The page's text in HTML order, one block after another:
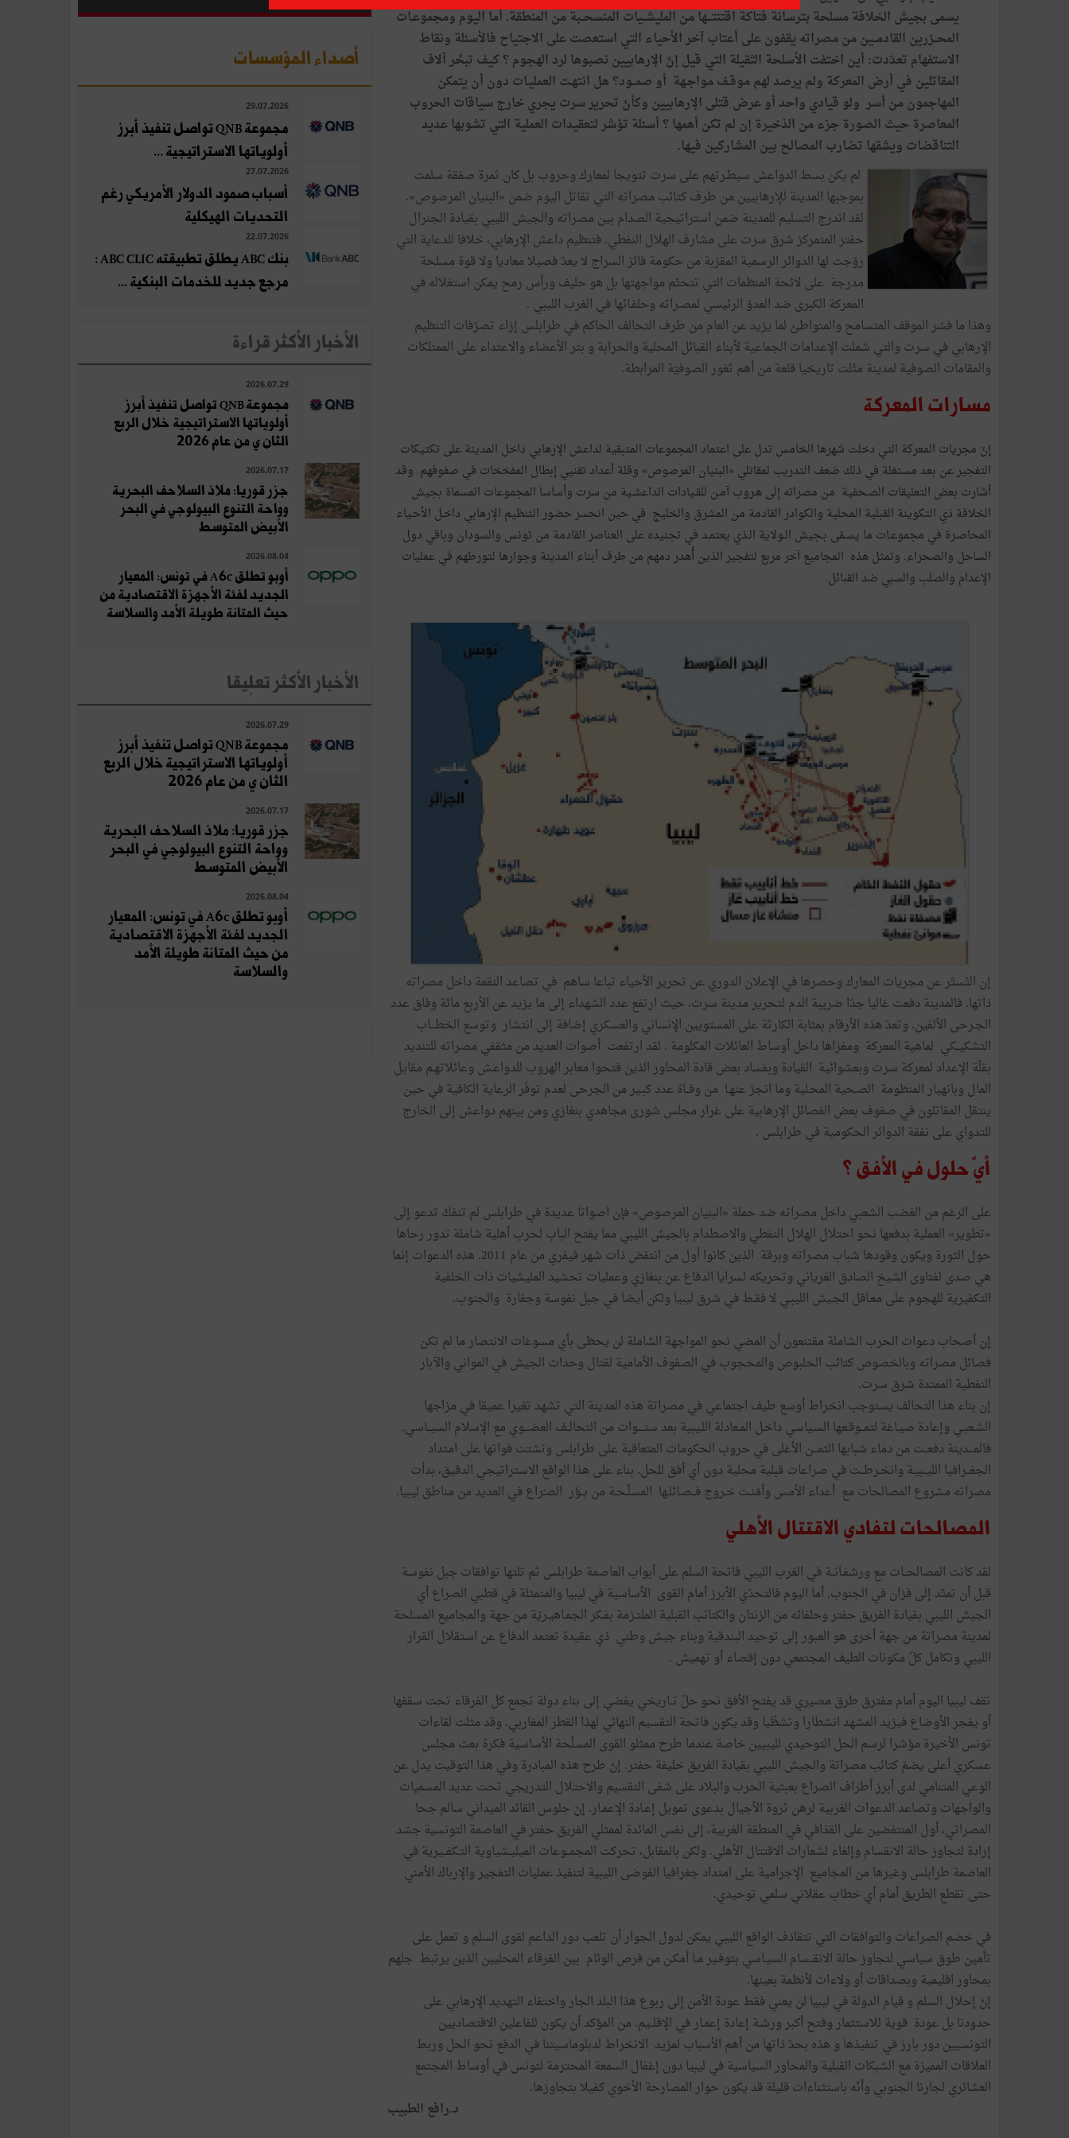
يسمى بجيش الخلافة مسلحة بترسانة فتاكة اقتنتـــها من المليشــيات المنسحــبة من المنطقة. أما اليوم ومجموعـات
المحــرّرين القادمــين من مصراته يقفون على أعتاب آخر الأحياء التي استعصت على الاجتياح فالأسئلة ونقاط
الاستفهام تعدّدت: أين اختفت الأسلحة الثقيلة التي قيل إنّ الإرهابيين نصبوها لرد الهجوم ؟ كيف تبخّر آلاف
المقاتلين في أرض المعركة ولم يرصد لهم موقـف مواجـهة أو صمــود؟ هل انتهـت العمليـات دون أن يتمكن
المهاجمون من أسر ولو قيادي واحد أو عرض قتلى الإرهابيين وكأنّ تحرير سرت يجري خارج سياقات الحروب
المعاصرة حيث الصورة جزء من الذخيرة إن لم تكن أهمها ؟ أسئلة تؤشر لتعقيدات العملية التي تشوبها عديد
التناقضات ويشقها تضارب المصالح بين المشاركين فيها.
لم يكن بسط الدواعش سيطـرتهم على سرت تتويجا لمعارك وحروب بل كان ثمرة صفقة سلمت
بموجبها المدينة للإرهابيين من طرف كتائب مصراته التي تقاتل اليوم ضمن «البنيان المرصوص».
لقد اندرج التسليم للمدينة ضمن استراتيجية الصدام بين مصراته والجيش الليبي بقيادة الجنرال
حفتر المتمركز شرق سرت على مشارف الهلال النفطي. فتنظيم داعش الإرهابي، خلافا للدعاية التي
روّجت لها الدوائر الرسمية المقرّبة من حكومة فائز السراج لا يعدّ فصيلا معاديا ولا قوة مسلحة
مدرجة على لائحة المنظمات التي تتحتّم مواجهتها بل هو حليف ورأس رمح يمكن استغلاله في
المعركة الكبرى ضد العدوّ الرئيسي لمصـراته وحلفـائها في الغرب الليبي .
وهذا ما فسّر الموقف المتسامح والمتواطئ لما يزيد عن العام من طرف التحالف الحاكم في طرابلس إزاء تصرّفات التنظيم
الإرهابي في سرت والتي شملت الإعدامات الجماعية لأبناء القبائل المحلية والحرابة و بتر الأعضاء والاعتداء على الممتلكات
والمقامات الصوفية لمدينة مثّلت تاريخيا قلعة من أهم ثغور الصوفيّة المرابطة.
مسارات المعركة
إنّ مجريات المعركة التي دخلت شهرها الخامس تدل على اعتماد المجموعات المتبقية لداعش الإرهابي داخل المدينة على تكتيكات
التفجير عن بعد مستغلة في ذلك ضعف التدريب لمقاتلي «البنيان المرصوص» وقلة أعداد تقنيي إبطال المفخخات في صفوفهم. وقد
أشارت بعض التعليقات الصـحفية من مصراته إلى هـروب آمـن للقـيادات الداعشـية من سرت وأساسا المجموعات المسماة بجيش
الخلافة ذي التكوينة القبلية المحلية والكوادر القادمة من المشرق والخليج في حين انحسر حضور التنظيم الإرهابي داخـل الأحـياء
المحاصـرة في مجموعـات ما يسـمّى بـجيش الـولاية الـذي يعتمـد في تجنيده على العناصر القادمة من تونس والسودان وباقي دول
الساحل والصحراء. وتمثل هذه المجاميع آخر مربع لتفجير الذين أُهدر دمهم من طرف أبناء المدينة وجوارها لتورطهم في عمليات
الإعدام والصلب والسبي ضد القبائل.
إن التّستّر عن مجريات المعارك وحصرها في الإعلان الدوري عن تحرير الأحياء تباعا ساهم في تصاعد النقمة داخل مصراته
ذاتها. فالمدينة دفعت غاليا جدّا ضريبة الدم لتحرير مدينة سرت، حيث ارتفع عدد الشهداء إلى ما يزيد عن الأربع مائة وفاق عدد
الجـرحى الألفين. وتعدّ هذه الأرقام بمثابة الكارثة على المستويين الإنساني والعسكري إضافة إلى انتشار وتوسع الخطـــاب
التشكيــكي لماهية المعركة ومغزاها داخل أوساط العائلات المكلومة . لقد ارتفعت أصوات العديد من مثقفي مصراته للتنديد
بقلّة الإعداد لمعركة سرت وبعشوائية القيادة وبفساد بعض قادة المحاور الذين فتحوا معابر الهروب للدواعـش وعائلاتهـم مقابـل
المال وبانهيار المنظومة الصـحية المحـلية وما انجرّ عنهـا من وفــاة عدد كبـير من الجرحى لعدم توفّر الرعاية الكافية في حين
ينتقل المقاتلون في صفوف بعض الفصائل الإرهابية على غرار مجلس شورى مجاهدي بنغازي ومن بينهم دواعش إلى الخارج
للتدواي على نفقة الدوائر الحكومية في طرابلس .
أيّ حلول في الأفق ؟
على الرغم من الغضب الشعبي داخل مصراته ضد حملة «البنيان المرصوص» فإن اصواتا عديدة في طرابلس لم تنفكّ تدعو إلى
«تطوير» العملية بدفعها نحو احتلال الهلال النفطي والاصطدام بالجيش الليبي مما يفتح الباب لحرب أهلية شاملة تدور رحاها
حول الثورة ويكون وقودها شباب مصراته وبرقة الذين كانوا أول من انتفض ذات شهر فيفري من عام 2011. هذه الدعوات إنما
هي صدى لفتاوى الشيخ الصادق الغرياني وتحريكه لسرايا الدفاع عن بنغازي وعمليات تحشيد المليشيات ذات الخلفية
التكفيرية للهجوم على معـاقل الجـيش الليبـي لا فقـط في شرق ليبيا ولكن أيضا في جبل نفوسة وجفارة والجنوب.
إن أصحاب دعوات الحرب الشاملة مقتنعون أن المضي نحو المواجهة الشاملة لن يحظى بأي مسوغات الانتصار ما لم تكن
فصائل مصراته وبالخصوص كتائب الحلبوص والمحجوب في الصفوف الأمامية لقتال وحدات الجيش في المواني والآبار
النفطية الممتدة شرق سرت.
إن بناء هذا التحالف يستوجب انخراط أوسع طيف اجتماعي في مصراتة هذه المدينة التي تشهد تغيرا عميقا في مزاجها
الشـعبـي وإعادة صيـاغة لتمــوقـعها السـياسي داخـل المـعادلة اللـيبية بعد سنــــوات من التحالــف العضـــوي مع الإسلام السيــاسي.
فالمـــدينة دفعــت من دماء شبابها الثمـــن الأغلى في حروب الحكومات المتعاقبة على طرابلس وتشتت قواتها على امتداد
الجغــرافيا الليــبيـة وانخـرطــت في صراعات قبلية محلية دون أي أفق للحل. بناء على هذا الواقع الاستراتيجي الدقيق، بدأت
مصراته مشروع المصالحات مع أعداء الأمس وأمّنـت خـروج فــصـائلـها المسلّـحـة من بــؤر الصـّراع في العديد من مناطق ليبيا.
المصالحات لتفادي الاقتتال الأهلي
لقد كانت المصالحــات مع ورشفـانــة في الغرب الليبي فاتحة السلم على أبواب العاصمة طرابلس ثم تلتها توافقات جبل نفوسة
قبل أن تمتّد إلى فزان في الجنوب. أما اليوم فالتحدّي الأبرز أمام القوى الأساسية في ليبيا والمتمثلة في قطبي الصراع أي
الجيش الليبي بقيادة الفريق حفتر وحلفائه من الزنتان والكتائب القبلية الملتـزمة بفـكر الجمـاهيـريّة من جهة والمجاميع المسلحة
لمدينة مصراتة من جهة أخرى هو العبور إلى توحيد البندقية وبناء جيش وطني ذي عقيدة تعتمد الدفاع عن استقلال القرار
الليبي وتكامل كلّ مكونات الطيف المجتمعي دون إقصاء أو تهميش .
تقف ليبيا اليوم أمام مفترق طرق مصيري قد يفتح الأفق نحو حلّ تــاريخي يفضي إلى بناء دولة تجمع كل الفرقاء تحت سقفها
أو يفجر الأوضاع فيزيد المشهد انشطارا وتشظّيا وقد يكون فاتحة التقسيم النهائي لهذا القطر المغاربي. وقد مثلت لقاءات
تونس الأخيرة مؤشرا لرسم الحل التوحيدي لليبيين خاصة عندما طرح ممثلو القوى المسلّحة الأساسية فكرة بعث مجلس
عسكري أعلى يضمّ كتائب مصراتة والجيش الليبي بقيادة الفريق خليفة حفتر. إنّ طرح هذه المبادرة وفي هذا التوقيت يدل عن
الوعي المتنامي لدى أبرز أطراف الصراع بعبثية الحرب والبلاد على شفى التقسيم والاحتلال التدريجي تحت عديد المسميات
والواجهات وتصاعد الدعوات الغربية لرهن ثروة الأجيال بدعوى تمويل إعـادة الإعمـار. إنّ جلوس القائد الميداني سالم جحا
المصراتي، أول المنتفضين على القذافي في المنطقة الغربية، إلى نفس المائدة لممثلي الفريق حفتر في العاصمة التونسية جسّد
إرادة لتجاوز حالة الانقسام وإلغاء لشعارات الاقتتال الأهلي. ولكن بالمقابل، تحركت المجمــوعات الميليـشياوية التـكفــيرية في
العاصمة طرابلس وغيرها من المجاميع الإجرامية على امتداد جغرافيا الفوضى الليبية لتنفيذ عمليات التفجير والإرباك الأمني
حتى تقطع الطريق أمام أي خطاب عقلاني سلمي توحيدي.
في خضم الصراعات والتوافقات التي تتقاذف الواقع الليبي يمكن لدول الجوار أن تلعب دور الداعم لقوى السلم و تعمل على
تأمين طوق سياسي لتجاوز حالة الانقــسام السيـاسي بتوفـير مـا أمكـن من فرص الوئام بين الفرقاء المحليين الذين يرتبط جلهم
بمحاور اقليمية وبصداقات أو ولاءات لأنظمة بعينها.
إنّ إحلال السلم و قيام الدولة في ليبيا لن يعني فقط عودة الأمن إلى ربوع هذا البلد الجار واختفاء التهديد الإرهابي على
حدودنا بل عودة قوية للاستثمار وفتح أكبر ورشـة إعادة إعمـار في الإقلــيم. من المؤكد أن يكون للفاعلين الاقتصاديين
التونسيين دور بارز في تنفيذها و هذه بحدّ ذاتها من أهم الأسباب لمزيد الانخراط لدبلوماسيتنا في الدفع نحو الحل وربط
العلاقات المميزة مع الشبكات القبلية والمحاور السياسية في ليبيا دون إغفال السمعة المحترمة لتونس في أوساط المجتمع
العشائري لجارنا الجنوبي وأنّه باستثناءات قليلة قد يكون حوار المصارحة الأخوي كفيلا بتجاوزها.
د.رافع الطبيب
أصداء المؤسسات
29.07.2026
مجموعة QNB تواصل تنفيذ أبرز
أولوياتها الاستراتيجية ...
27.07.2026
أسباب صمود الدولار الأمريكي رغم
التحديات الهيكلية
22.07.2026
بنك ABC يطلق تطبيقته ABC CLIC :
مرجع جديد للخدمات البنكية ...
الأخبار الأكثر قراءة
2026.07.29
مجموعة QNB تواصل تنفيذ أبرز
أولوياتها الاستراتيجية خلال الربع
الثان ي من عام 2026
2026.07.17
جزر قوريا: ملاذ السلاحف البحرية
وواحة التنوع البيولوجي في البحر
الأبيض المتوسط
2026.08.04
أوبو تطلق A6c في تونس: المعيار
الجديد لفئة الأجهزة الاقتصادية من
حيث المتانة طويلة الأمد والسلاسة
الأخبار الأكثر تعلِيقا
2026.07.29
مجموعة QNB تواصل تنفيذ أبرز
أولوياتها الاستراتيجية خلال الربع
الثان ي من عام 2026
2026.07.17
جزر قوريا: ملاذ السلاحف البحرية
وواحة التنوع البيولوجي في البحر
الأبيض المتوسط
2026.08.04
أوبو تطلق A6c في تونس: المعيار
الجديد لفئة الأجهزة الاقتصادية
من حيث المتانة طويلة الأمد
والسلاسة